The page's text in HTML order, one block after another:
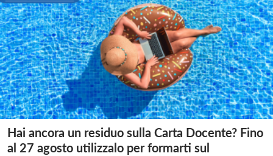
Hai ancora un residuo sulla Carta Docente? Fino
al 27 agosto utilizzalo per formarti sul